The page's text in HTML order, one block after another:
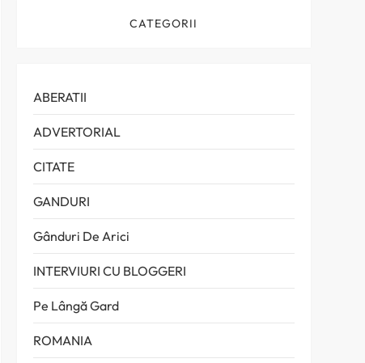
CATEGORII
ABERATII
ADVERTORIAL
CITATE
GANDURI
Gânduri De Arici
INTERVIURI CU BLOGGERI
Pe Lângă Gard
ROMANIA